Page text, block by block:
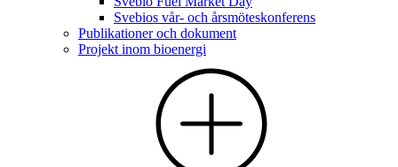
Svebios vår- och årsmöteskonferens
Publikationer och dokument
Projekt inom bioenergi